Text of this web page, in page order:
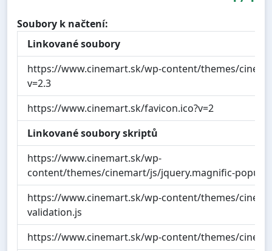
Soubory k načtení:
Linkované soubory
https://www.cinemart.sk/wp-content/themes/
v=2.3
https://www.cinemart.sk/favicon.ico?v=2
Linkované soubory skriptů
https://www.cinemart.sk/wp-
content/themes/cinemart/js/jquery.magnific-
https://www.cinemart.sk/wp-content/themes/
validation.js
https://www.cinemart.sk/wp-content/themes/